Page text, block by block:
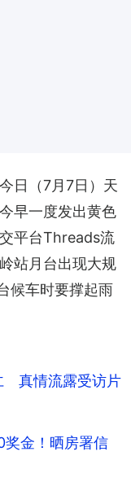
日（7月7日）天
早一度发出黄色
平台Threads流
站月台出现大规
候车时要撑起雨
真情流露受访片
金！晒房署信